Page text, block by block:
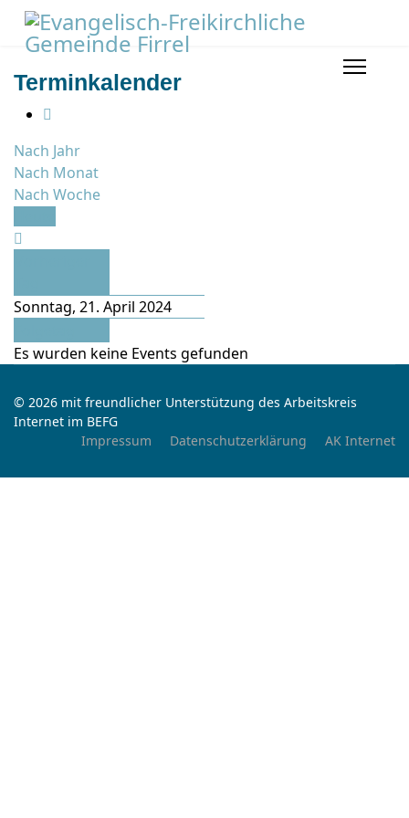
Terminkalender
Nach Jahr
Nach Monat
Nach Woche
Sonntag, 21. April 2024
Es wurden keine Events gefunden
© 2026 mit freundlicher Unterstützung des Arbeitskreis
Internet im BEFG
Impressum
Datenschutzerklärung AK Internet